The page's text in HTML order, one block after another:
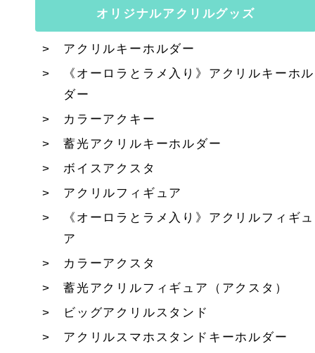
オリジナルアクリルグッズ
アクリルキーホルダー
《オーロラとラメ入り》アクリルキーホル
ダー
カラーアクキー
蓄光アクリルキーホルダー
ボイスアクスタ
アクリルフィギュア
《オーロラとラメ入り》アクリルフィギュ
ア
カラーアクスタ
蓄光アクリルフィギュア（アクスタ）
ビッグアクリルスタンド
アクリルスマホスタンドキーホルダー